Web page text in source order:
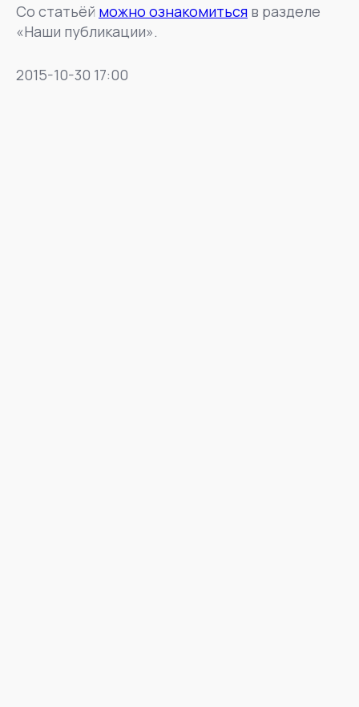
Со статьёй можно ознакомиться в разделе
«Наши публикации».
2015-10-30 17:00